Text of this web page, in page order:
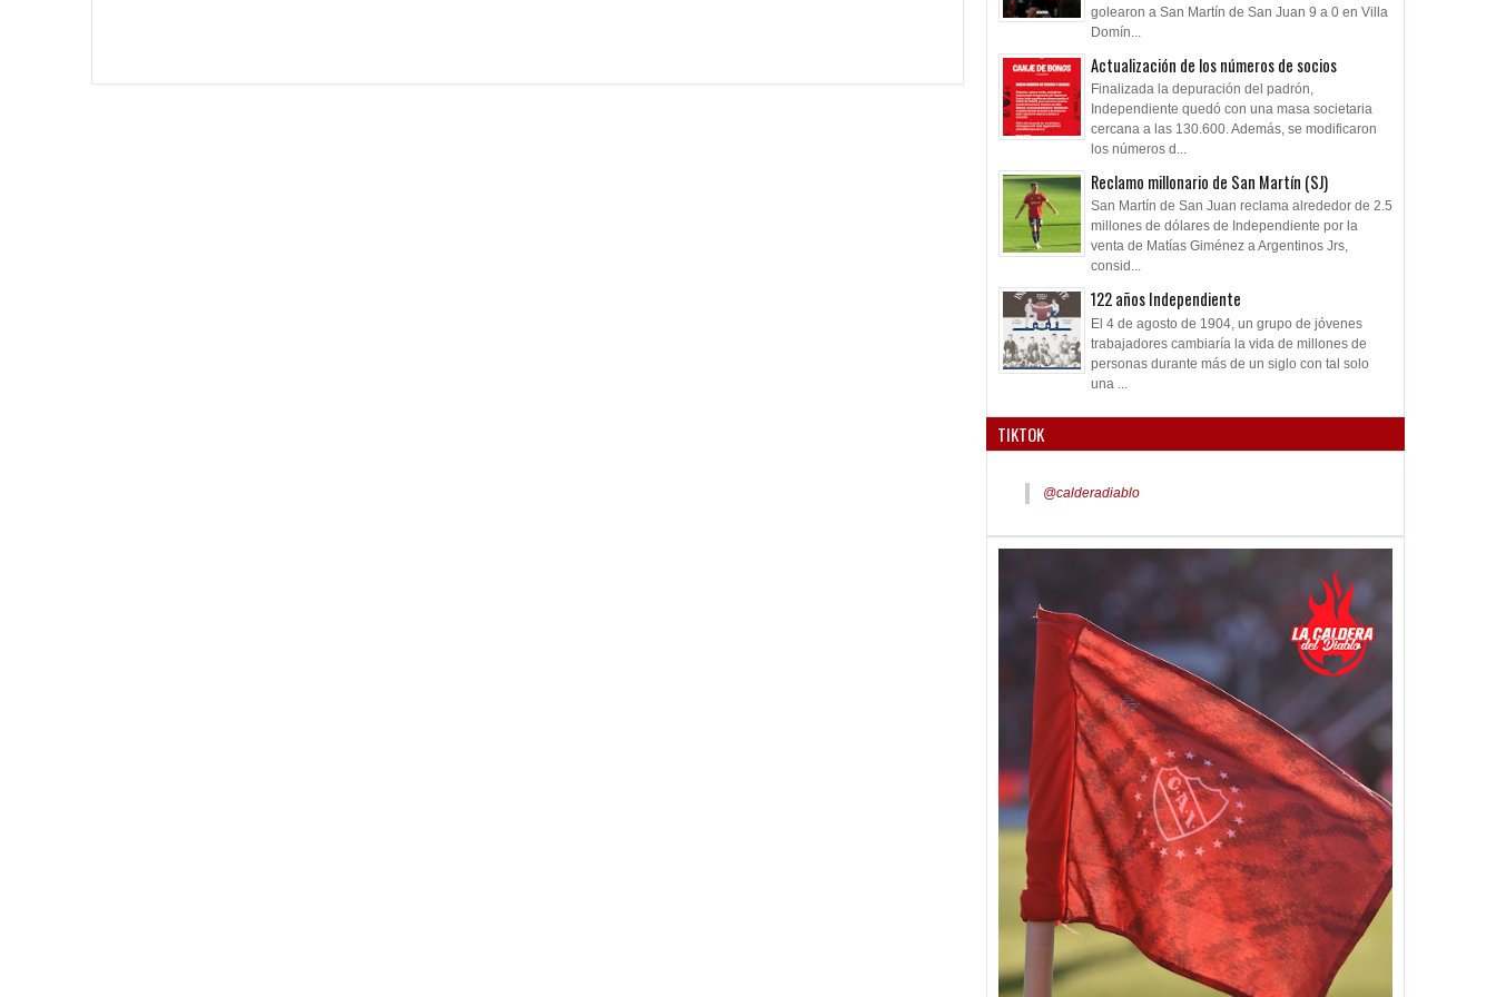
golearon a San Martín de San Juan 9 a 0 en Villa
Domín...
Actualización de los números de socios
Finalizada la depuración del padrón,
Independiente quedó con una masa societaria
cercana a las 130.600. Además, se modificaron
los números d...
Reclamo millonario de San Martín (SJ)
San Martín de San Juan reclama alrededor de 2.5
millones de dólares de Independiente por la
venta de Matías Giménez a Argentinos Jrs,
consid...
122 años Independiente
El 4 de agosto de 1904, un grupo de jóvenes
trabajadores cambiaría la vida de millones de
personas durante más de un siglo con tal solo
una ...
TIKTOK
@calderadiablo